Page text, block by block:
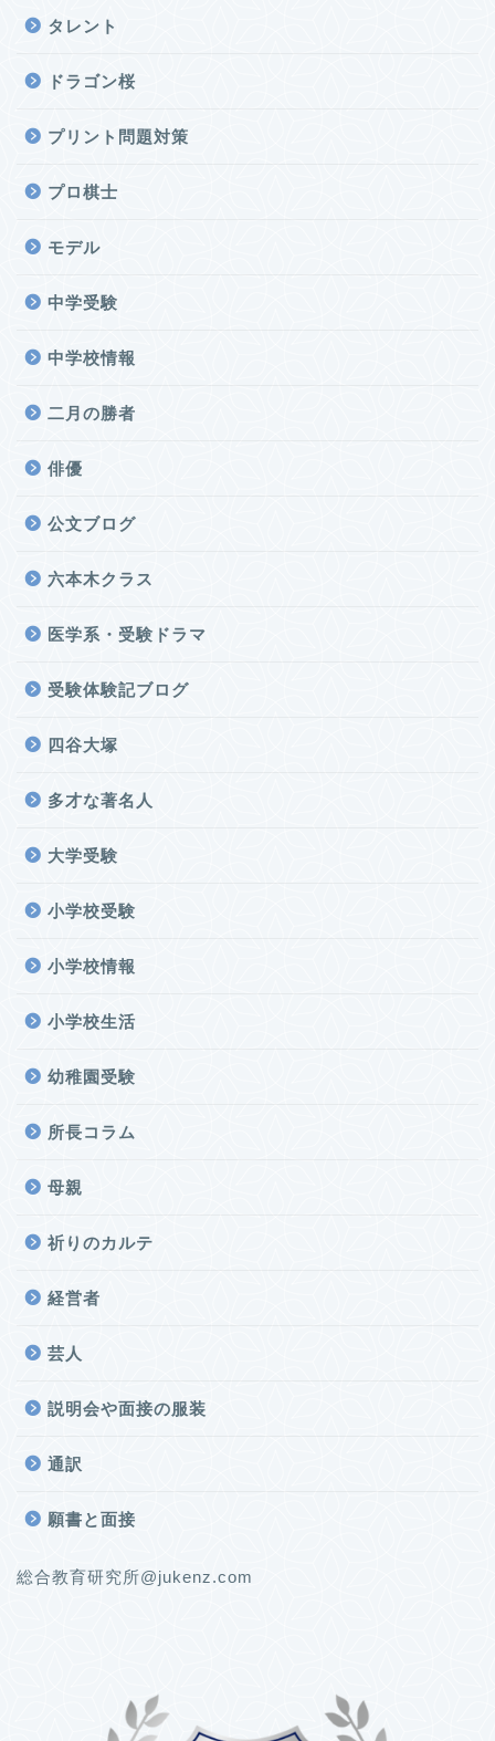
タレント
ドラゴン桜
プリント問題対策
プロ棋士
モデル
中学受験
中学校情報
二月の勝者
俳優
公文ブログ
六本木クラス
医学系・受験ドラマ
受験体験記ブログ
四谷大塚
多才な著名人
大学受験
小学校受験
小学校情報
小学校生活
幼稚園受験
所長コラム
母親
祈りのカルテ
経営者
芸人
説明会や面接の服装
通訳
願書と面接
総合教育研究所@jukenz.com